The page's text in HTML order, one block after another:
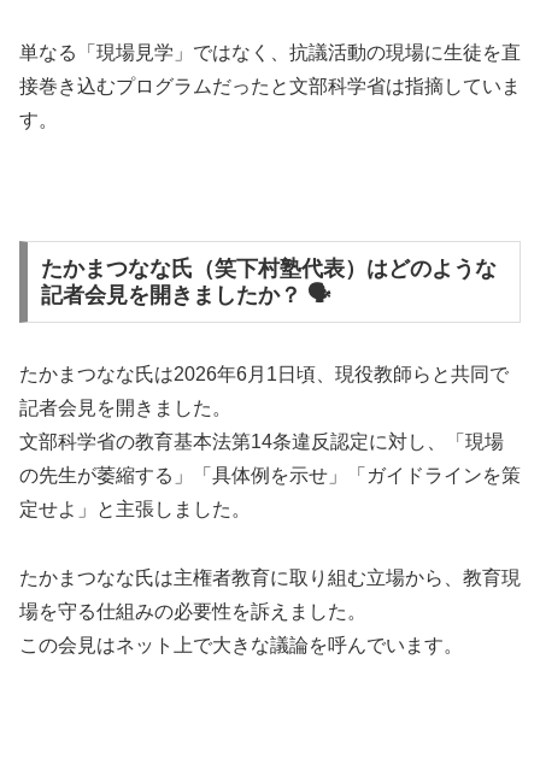
単なる「現場見学」ではなく、抗議活動の現場に生徒を直
接巻き込むプログラムだったと文部科学省は指摘していま
す。
たかまつなな氏（笑下村塾代表）はどのような
記者会見を開きましたか？ 🗣️
たかまつなな氏は2026年6月1日頃、現役教師らと共同で
記者会見を開きました。
文部科学省の教育基本法第14条違反認定に対し、「現場
の先生が萎縮する」「具体例を示せ」「ガイドラインを策
定せよ」と主張しました。
たかまつなな氏は主権者教育に取り組む立場から、教育現
場を守る仕組みの必要性を訴えました。
この会見はネット上で大きな議論を呼んでいます。